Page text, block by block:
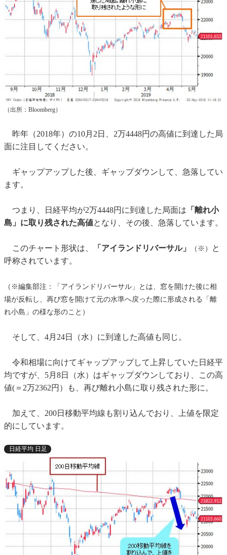
（出所：Bloomberg）
昨年（2018年）の10月2日、2万4448円の高値に到達した局
面に注目してください。
ギャップアップした後、ギャップダウンして、急落してい
ます。
つまり、日経平均が2万4448円に到達した局面は 「離れ小
島」に取り残された高値となり、その後、急落しています。
このチャート形状は、 「アイランドリバーサル」 （※）
と
呼称されています。
（※編集部注：「アイランドリバーサル」とは、窓を開けた後に相
場が反転し、再び窓を開けて元の水準へ戻った際に形成される「離
れ小島」の様な形のこと）
そして、4月24日（水）に到達した高値も同じ。
令和相場に向けてギャップアップして上昇していた日経平
均ですが、5月8日（水）はギャップダウンしており、この高
値(＝2万2362円）も、再び離れ小島に取り残された形に。
加えて、200日移動平均線も割り込んでおり、上値を限定
的にしています。
日経平均 日足